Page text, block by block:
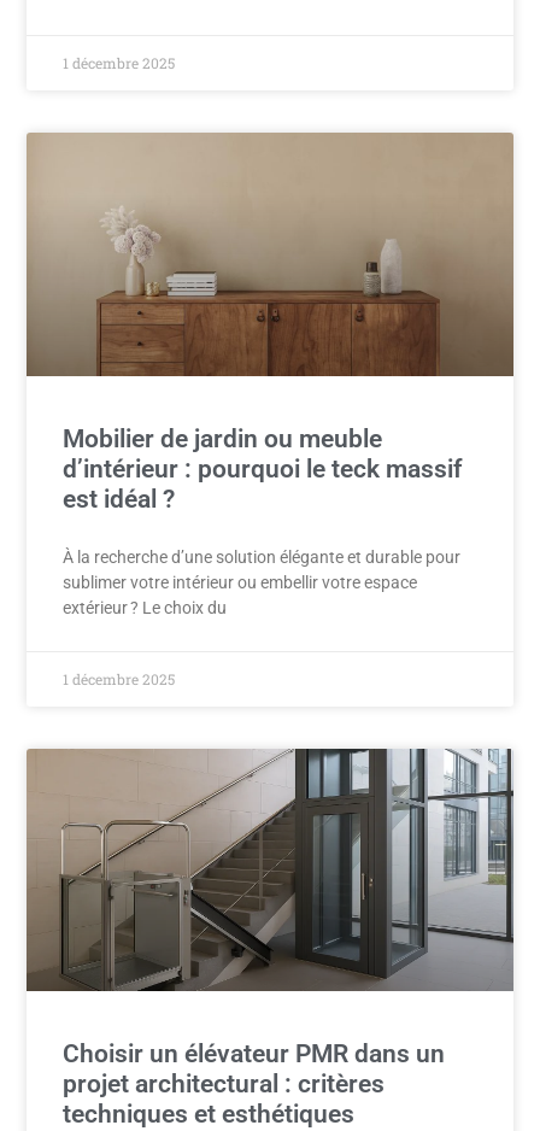
1 décembre 2025
Mobilier de jardin ou meuble
d’intérieur : pourquoi le teck massif
est idéal ?
À la recherche d’une solution élégante et durable pour
sublimer votre intérieur ou embellir votre espace
extérieur ? Le choix du
1 décembre 2025
Choisir un élévateur PMR dans un
projet architectural : critères
techniques et esthétiques